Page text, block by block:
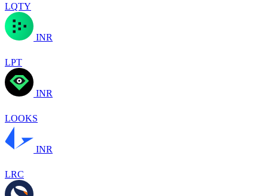
LQTY
INR
LPT
INR
LOOKS
INR
LRC